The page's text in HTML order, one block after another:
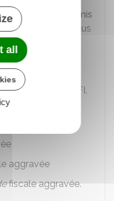
délibérément omis
, des pénalités plus
unepeine
des droits à
le revenu et d'
IFI.
cas de
:
aggravée
fiscale aggravée.
all